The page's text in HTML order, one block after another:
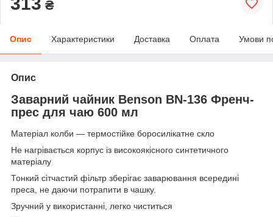
₴
Опис Характеристики Доставка Оплата Умови
Опис
Заварний чайник Benson BN-136 Френч-
прес для чаю 600 мл
Матеріал колби — термостійке боросилікатне скло
Не нагрівається корпус із високоякісного синтетичного
матеріалу
Тонкий сітчастий фільтр зберігає заварювання всередині
преса, не даючи потрапити в чашку.
Зручний у використанні, легко чиститься